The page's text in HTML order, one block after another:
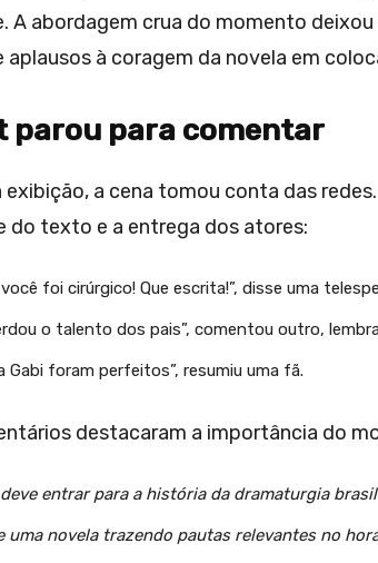
A abordagem crua do momento
aplausos à coragem da novela em
parou para comentar
exibição, a cena tomou conta das
do texto e a entrega dos atores:
foi cirúrgico! Que escrita!”, disse uma
o talento dos pais”, comentou outro,
Gabi foram perfeitos”, resumiu uma fã.
destacaram a importância do
deve entrar para a história da dramaturgia
uma novela trazendo pautas relevantes no